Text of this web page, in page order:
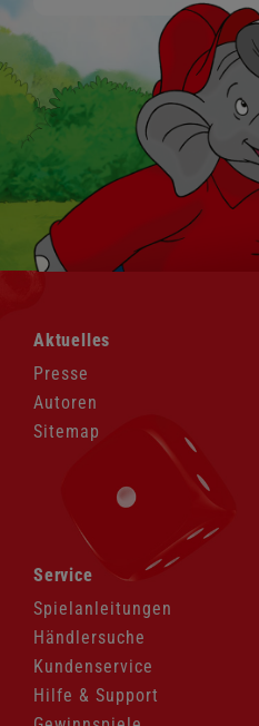
überspringen
Aktuelles
Presse
Autoren
Sitemap
Navigation
überspringen
Service
Spielanleitungen
Händlersuche
Kundenservice
Hilfe & Support